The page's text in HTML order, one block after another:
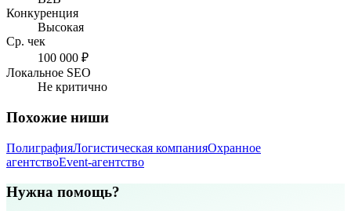
Конкуренция
Высокая
Ср. чек
100 000 ₽
Локальное SEO
Не критично
Похожие ниши
ПолиграфияЛогистическая компанияОхранное
агентствоEvent-агентство
Нужна помощь?